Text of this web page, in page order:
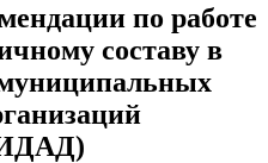
по работе
составу в